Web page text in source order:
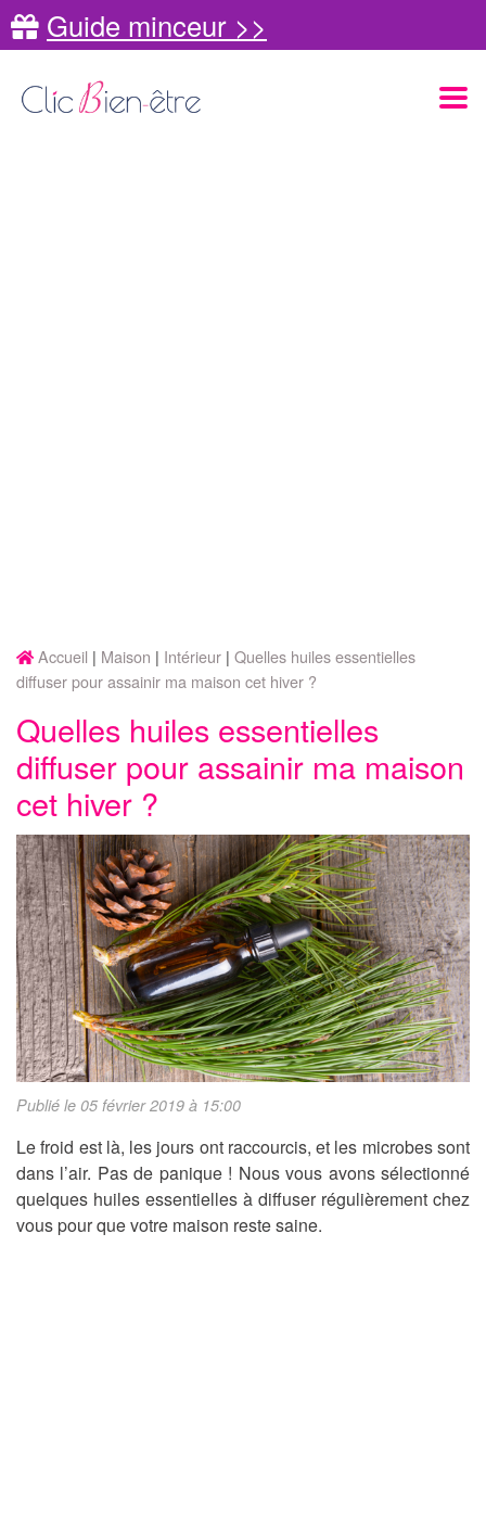
Guide minceur >>
Accueil Maison Intérieur Quelles huiles essentielles
diffuser pour assainir ma maison cet hiver ?
Quelles huiles essentielles
diffuser pour assainir ma maison
cet hiver ?
Publié le 05 février 2019 à 15:00
Le froid est là, les jours ont raccourcis, et les microbes sont
dans l’air. Pas de panique ! Nous vous avons sélectionné
quelques huiles essentielles à diffuser régulièrement chez
vous pour que votre maison reste saine.